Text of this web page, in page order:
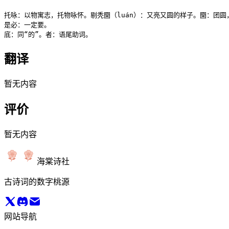
托咏：以物寓志，托物咏怀。剔秃圞（luán）：又亮又圆的样子。圞：团圆
是必：一定要。
底：同“的”。者：语尾助词。
翻译
暂无内容
评价
暂无内容
海棠诗社
古诗词的数字桃源
网站导航